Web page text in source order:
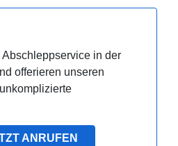
in der
offerieren unseren
ANRUFEN